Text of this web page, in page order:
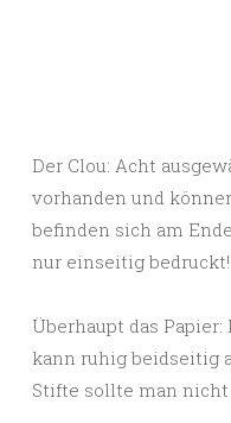
Der Clou: Acht
vorhanden und
befinden sich am
nur einseitig bedruckt!
Überhaupt das
kann ruhig beidseitig
Stifte sollte man